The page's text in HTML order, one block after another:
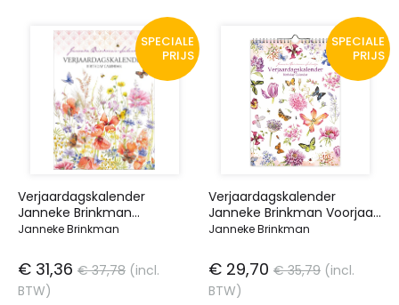
SPECIALE
PRIJS
Verjaardagskalender
Janneke Brinkman
Klaprozen
Janneke Brinkman
€ 31,36 € 37,78 (incl.
BTW)
SPECIALE
PRIJS
Verjaardagskalender
Janneke Brinkman Voorjaar
A4
Janneke Brinkman
€ 29,70 € 35,79 (incl.
BTW)